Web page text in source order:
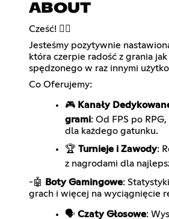
ABOUT
Cześć! 🖐🏻
Jesteśmy pozytywnie
która czerpie radość z grania jak
spędzonego w raz innymi
Co Oferujemy:
🎮 Kanały
grami: Od FPS po
dla każdego gatunku.
🏆 Turnieje i Zawody:
z nagrodami dla
-🤖
Boty Gamingowe:
grach i więcej na wyciągnięcie
🗣️ Czaty Głosowe: